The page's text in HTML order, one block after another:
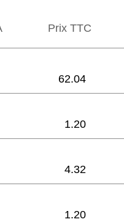
Prix ​​TTC
62.04
1.20
4.32
1.20